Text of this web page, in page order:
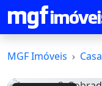
MGF Imóveis Casa